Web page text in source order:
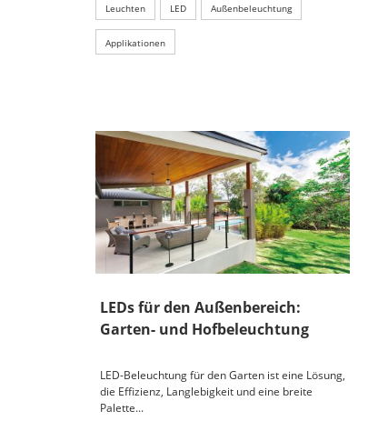
Leuchten LED Außenbeleuchtung
Applikationen
LEDs für den Außenbereich:
Garten- und Hofbeleuchtung
LED-Beleuchtung für den Garten ist eine Lösung,
die Effizienz, Langlebigkeit und eine breite
Palette...